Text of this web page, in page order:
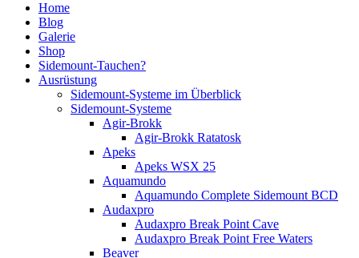
Home
Blog
Galerie
Shop
Sidemount-Tauchen?
Ausrüstung
Sidemount-Systeme im Überblick
Sidemount-Systeme
Agir-Brokk
Agir-Brokk Ratatosk
Apeks
Apeks WSX 25
Aquamundo
Aquamundo Complete Sidemount BCD
Audaxpro
Audaxpro Break Point Cave
Audaxpro Break Point Free Waters
Beaver